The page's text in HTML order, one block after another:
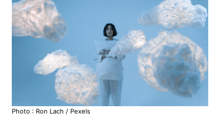
Photo : Ron Lach / Pexels